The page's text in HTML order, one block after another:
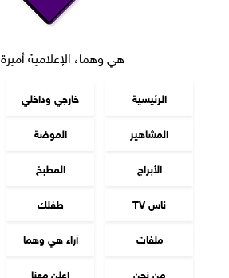
هي وهما، الإعلامية
الرئيسية خارجي وداخلي
المشاهير
الموضة
الأبراج
المطبخ
ناس TV
طفلك
ملفات
آراء هي وهما
من نحن
اعلن معنا